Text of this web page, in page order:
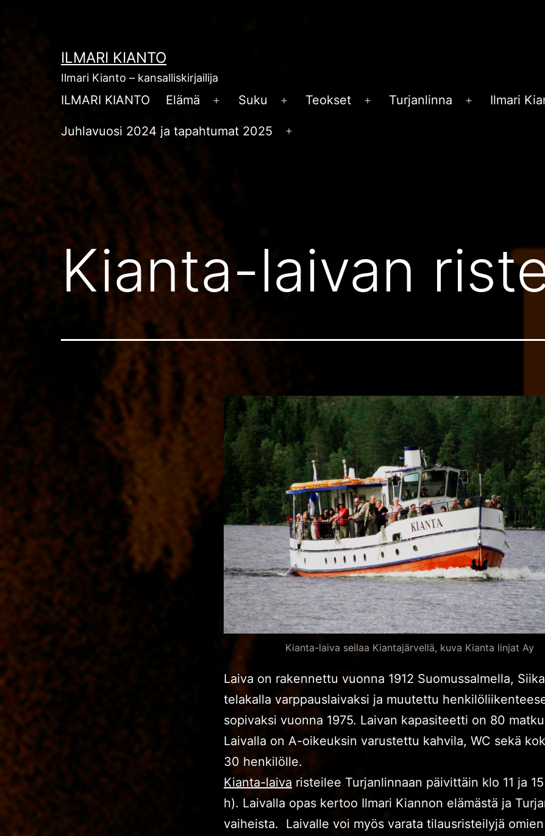
ILMARI KIANTO
Ilmari Kianto – kansalliskirjailija
ILMARI KIANTO Elämä
Avaa
valikko
Suku
Avaa
valikko
Teokset
Avaa
Turjanlinna
Avaa
Ilmari
Juhlavuosi 2024 ja tapahtumat 2025
Kianta-laivan
Kianta-laiva seilaa Kiantajärvellä, kuva Kianta linjat Ay
Laiva on rakennettu vuonna 1912 Suomussalmella,
telakalla varppauslaivaksi ja muutettu
sopivaksi vuonna 1975. Laivan kapasiteetti on 80
Laivalla on A-oikeuksin varustettu kahvila, WC sekä
30 henkilölle.
Kianta-laiva risteilee Turjanlinnaan päivittäin klo 11 ja
h). Laivalla opas kertoo Ilmari Kiannon elämästä ja
vaiheista. Laivalle voi myös varata tilausristeilyjä omien